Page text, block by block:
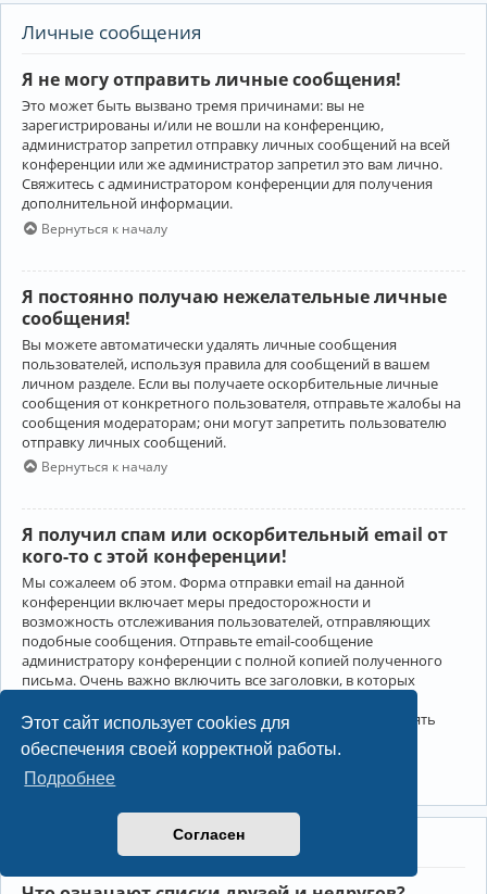
Этот сайт использует cookies для
обеспечения своей корректной работы.
Подробнее
Согласен
Личные сообщения
Я не могу отправить личные сообщения!
Это может быть вызвано тремя причинами: вы не
зарегистрированы и/или не вошли на конференцию,
администратор запретил отправку личных сообщений на всей
конференции или же администратор запретил это вам лично.
Свяжитесь с администратором конференции для получения
дополнительной информации.
Вернуться к началу
Я постоянно получаю нежелательные личные
сообщения!
Вы можете автоматически удалять личные сообщения
пользователей, используя правила для сообщений в вашем
личном разделе. Если вы получаете оскорбительные личные
сообщения от конкретного пользователя, отправьте жалобы на
сообщения модераторам; они могут запретить пользователю
отправку личных сообщений.
Вернуться к началу
Я получил спам или оскорбительный email от
кого-то с этой конференции!
Мы сожалеем об этом. Форма отправки email на данной
конференции включает меры предосторожности и
возможность отслеживания пользователей, отправляющих
подобные сообщения. Отправьте email-сообщение
администратору конференции с полной копией полученного
письма. Очень важно включить все заголовки, в которых
Администратор конференции сможет в этом случае принять
меры.
Друзья и недруги